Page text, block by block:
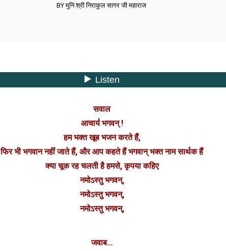
BY मुनि श्री निराकुल सागर जी महाराज
सवाल
आचार्य भगवन् !
हम भक्त खूब भजन करते हैं,
फिर भी भगवान नहीं जाते हैं, और आप कहते हैं भगवान् भक्त नाम सार्थक हैं
क्या चूक रह चलती है हमसे, कृपया कहिए
नमोऽस्तु भगवन्,
नमोऽस्तु भगवन्,
नमोऽस्तु भगवन्,
जवाब…